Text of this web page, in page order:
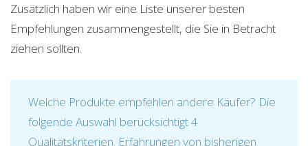
Zusätzlich haben wir eine Liste unserer besten
Empfehlungen zusammengestellt, die Sie in Betracht
ziehen sollten.
Welche Produkte empfehlen andere Käufer? Die
folgende Auswahl berücksichtigt 4
Qualitätskriterien. Erfahrungen von bisherigen